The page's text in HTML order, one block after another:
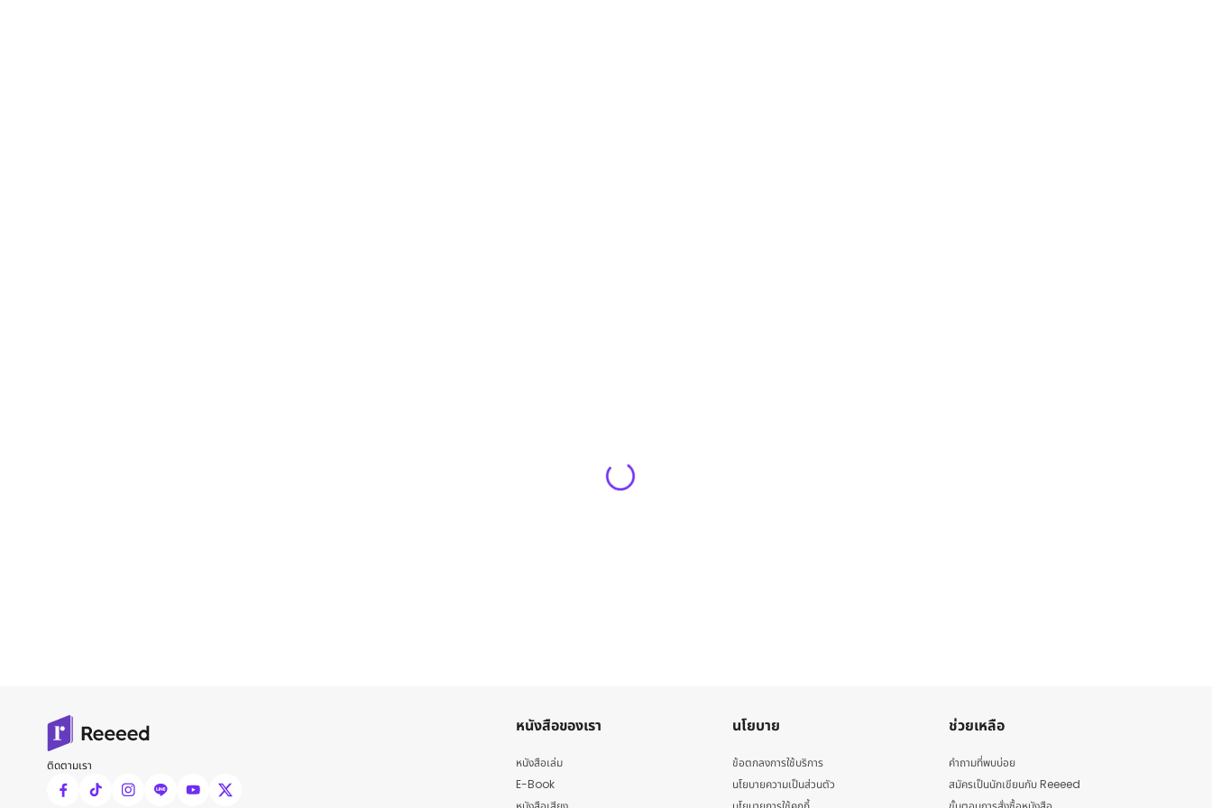
ติดตามเรา
หนังสือของเรา
หนังสือเล่ม
E-Book
นโยบาย
ข้อตกลงการใช้บริการ
นโยบายความเป็นส่วนตัว
ช่วยเหลือ
คำถามที่พบบ่อย
สมัครเป็นนักเขียนกับ Reeeed